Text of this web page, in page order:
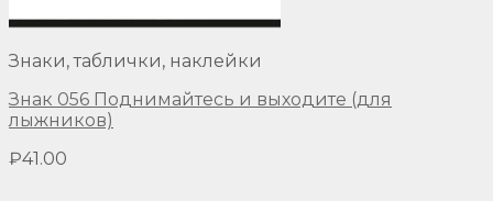
Знаки, таблички, наклейки
Знак 056 Поднимайтесь и выходите (для
лыжников)
₽41.00